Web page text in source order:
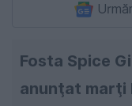
Fosta Spice
anunţat marţi